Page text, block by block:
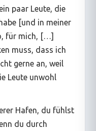
paar Leute, die
[und in meiner
für mich, […]
muss, dass ich
gerne an, weil
Leute unwohl
Hafen, du fühlst
du durch